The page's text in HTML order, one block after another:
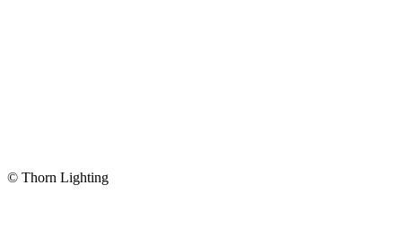
© Thorn Lighting